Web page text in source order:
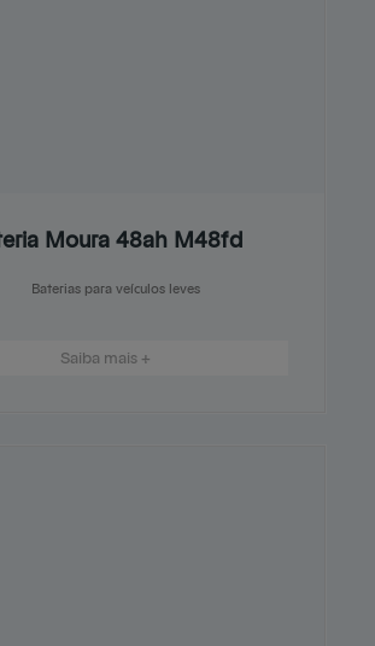
Moura 48ah M48fd
Baterias para veículos leves
Saiba mais +